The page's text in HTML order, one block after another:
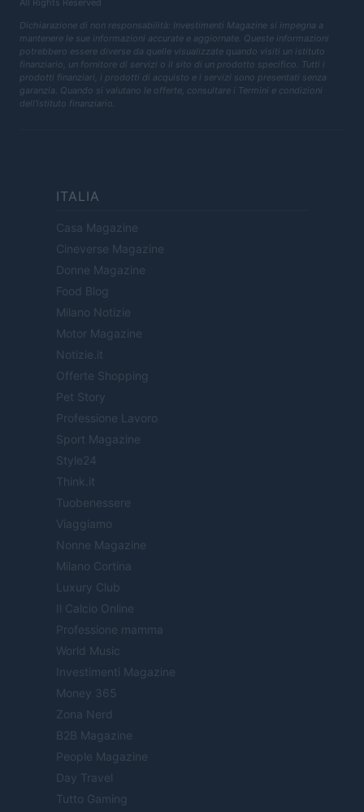
All Rights Reserved
Dichiarazione di non responsabilità: Investimenti Magazine si impegna a
mantenere le sue informazioni accurate e aggiornate. Queste informazioni
potrebbero essere diverse da quelle visualizzate quando visiti un istituto
finanziario, un fornitore di servizi o il sito di un prodotto specifico. Tutti i
prodotti finanziari, i prodotti di acquisto e i servizi sono presentati senza
garanzia. Quando si valutano le offerte, consultare i Termini e condizioni
dell'istituto finanziario.
ITALIA
Casa Magazine
Cineverse Magazine
Donne Magazine
Food Blog
Milano Notizie
Motor Magazine
Notizie.it
Offerte Shopping
Pet Story
Professione Lavoro
Sport Magazine
Style24
Think.it
Tuobenessere
Viaggiamo
Nonne Magazine
Milano Cortina
Luxury Club
Il Calcio Online
Professione mamma
World Music
Investimenti Magazine
Money 365
Zona Nerd
B2B Magazine
People Magazine
Day Travel
Tutto Gaming